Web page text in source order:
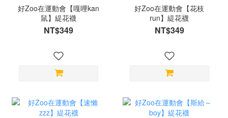
好Zoo在運動會【嘎哩kan
鼠】緹花襪
NT$349
好Zoo在運動會【花枝
run】緹花襪
NT$349